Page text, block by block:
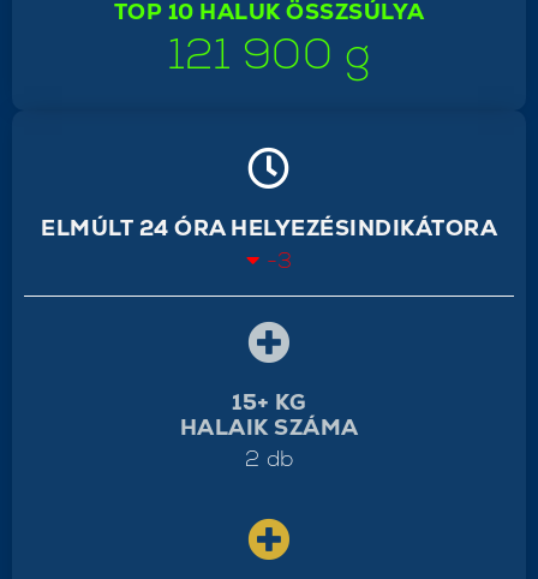
TOP 10 HALUK ÖSSZSÚLYA
121 900 g
ELMÚLT 24 ÓRA HELYEZÉSINDIKÁTORA
-3
15+ KG
HALAIK SZÁMA
2 db